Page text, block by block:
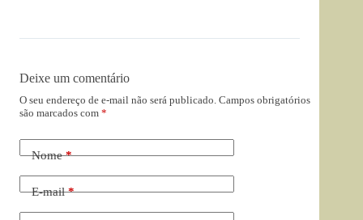
Deixe um comentário
O seu endereço de e-mail não será publicado. Campos obrigatórios
são marcados com *
Nome*
E-mail*